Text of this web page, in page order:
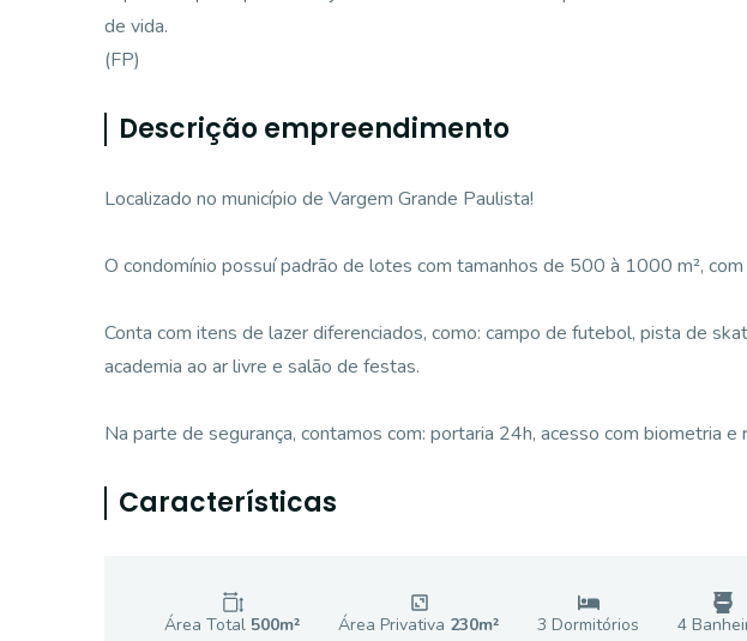
de vida.
(FP)
Descrição empreendimento
Localizado no município de Vargem Grande Paulista!
O condomínio possuí padrão de lotes com tamanhos de 500 à 1000 m²,
Conta com itens de lazer diferenciados, como: campo de futebol, pista de
academia ao ar livre e salão de festas.
Na parte de segurança, contamos com: portaria 24h, acesso com biometria e
Características
Área Total 500m² Área Privativa 230m² 3 Dormitórios 4